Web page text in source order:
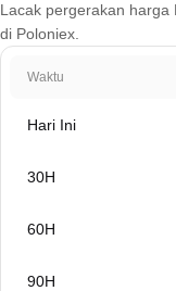
Lacak pergerakan
di Poloniex.
Waktu
Hari Ini
30H
60H
90H